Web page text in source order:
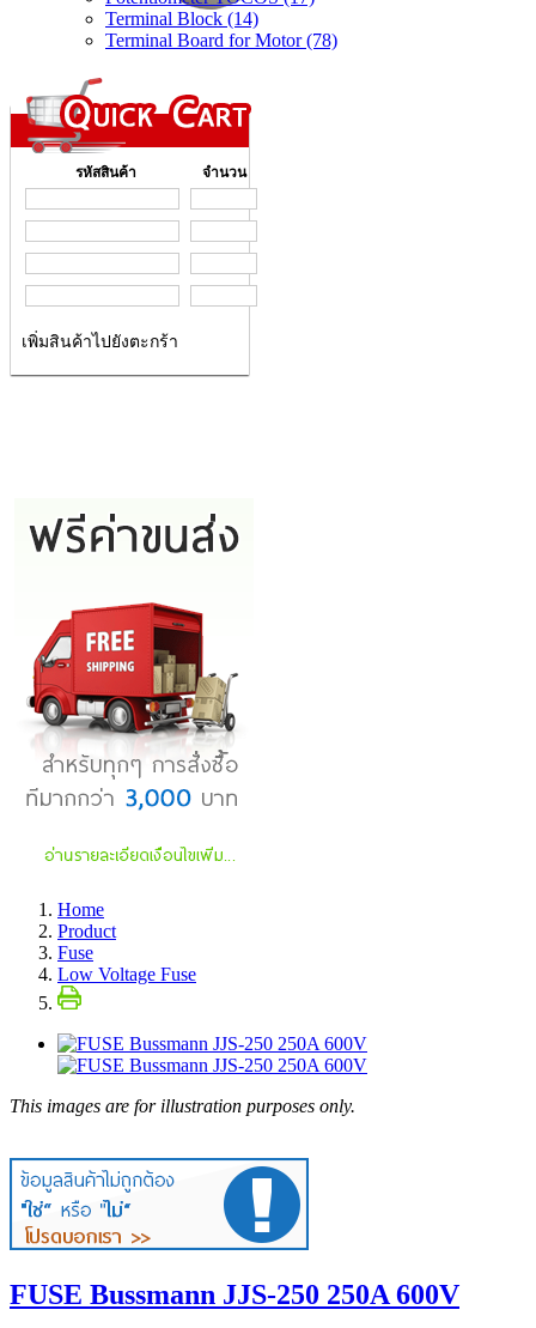
Terminal Block (14)
Terminal Board for Motor (78)
รหัสสินค้า จำนวน
เพิ่มสินค้าไปยังตะกร้า
Home
Product
Fuse
Low Voltage Fuse
This images are for illustration purposes only.
FUSE Bussmann JJS-250 250A 600V